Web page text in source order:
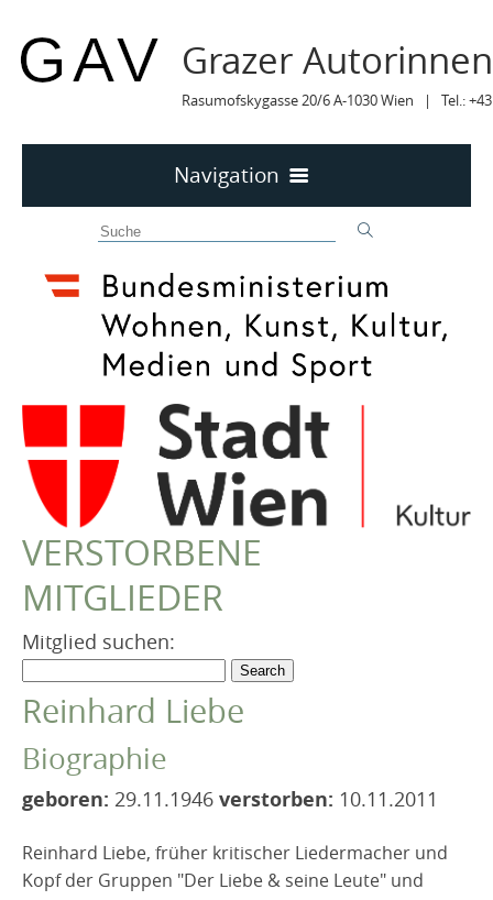
Grazer
Rasumofskygasse 20/6 A-1030 Wien | Tel.:
Navigation
MITTEILUNGEN
MITTEILUNGEN Archiv
TERMINE
TERMINE sortiert
LYRIK IM MÄRZ
MITGLIEDER
VEREIN
Robert Musil Gedenkraum
TERMINARCHIV
IN MEMORIAM
VERSTORBENE
MITGLIEDER
Mitglied suchen:
Reinhard Liebe
Biographie
geboren: 29.11.1946 verstorben: 10.11.2011
Reinhard Liebe, früher kritischer Liedermacher und
Kopf der Gruppen "Der Liebe & seine Leute" und